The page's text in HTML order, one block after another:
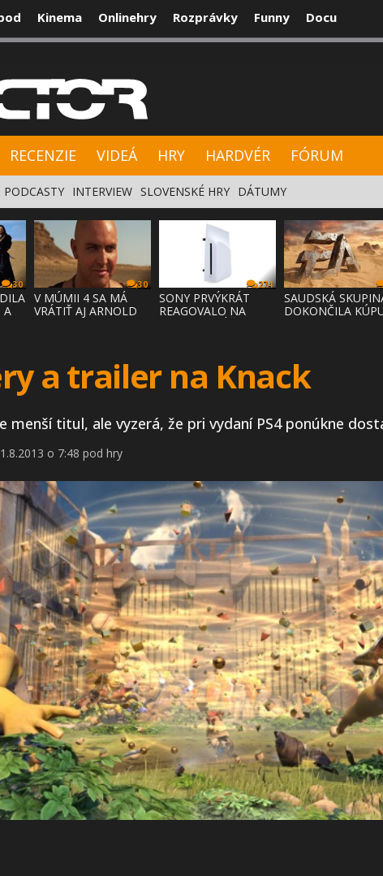
Kinema Onlinehry Rozprávky Funny Docu
RECENZIE VIDEÁ HRY HARDVÉR FÓRUM
PODCASTY INTERVIEW SLOVENSKÉ HRY DÁTUMY
30
A
30
V MÚMII 4 SA MÁ
VRÁTIŤ AJ ARNOLD
274
SONY PRVÝKRÁT
REAGOVALO NA
SAUDSKÁ
DOKONČILA
a trailer na Knack
menší titul, ale vyzerá, že pri vydaní PS4 ponúkne
o 7:48 pod hry